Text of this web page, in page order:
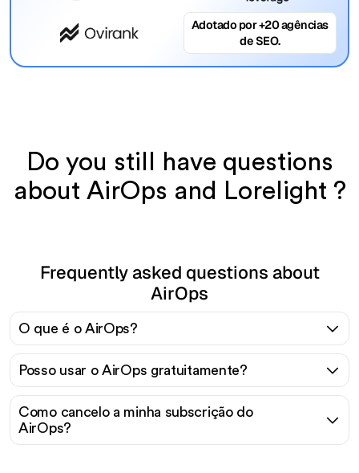
Adotado por +20 agências
de SEO.
Do you still have questions
about AirOps and Lorelight ?
Frequently asked questions about
AirOps
O que é o AirOps?
Posso usar o AirOps gratuitamente?
Como cancelo a minha subscrição do
AirOps?